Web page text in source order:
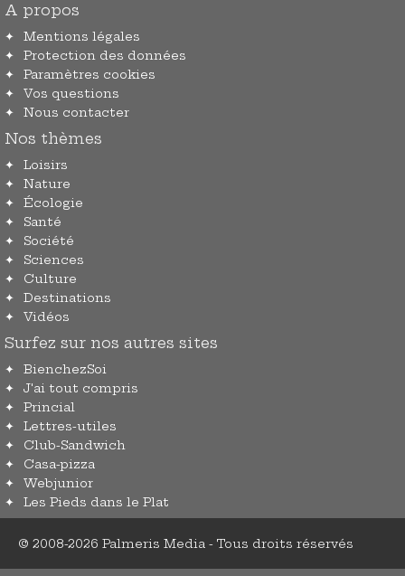
A propos
Mentions légales
Protection des données
Paramètres cookies
Vos questions
Nous contacter
Nos thèmes
Loisirs
Nature
Écologie
Santé
Société
Sciences
Culture
Destinations
Vidéos
Surfez sur nos autres sites
BienchezSoi
J'ai tout compris
Princial
Lettres-utiles
Club-Sandwich
Casa-pizza
Webjunior
Les Pieds dans le Plat
© 2008-2026 Palmeris Media - Tous droits réservés